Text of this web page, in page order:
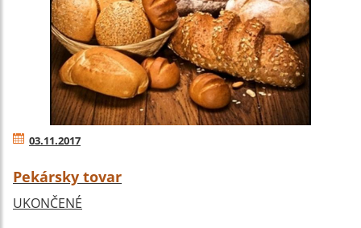
03.11.2017
Pekársky tovar
UKONČENÉ